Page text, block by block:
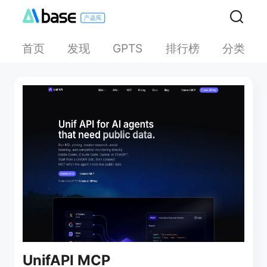
首页 发现 GPTS 排行榜 分类
UnifAPI MCP